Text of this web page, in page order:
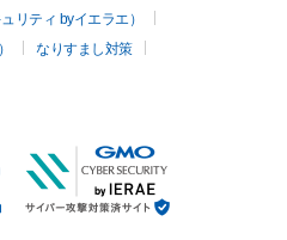
リティ byイエラエ）
なりすまし対策